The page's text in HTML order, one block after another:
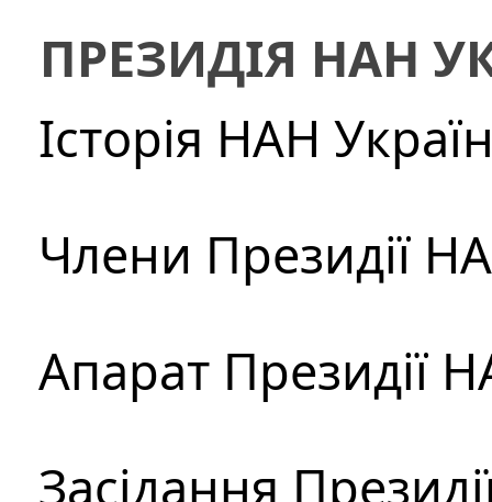
ПРЕЗИДІЯ НАН
Історія НАН
Члени Президії
Апарат Президії
Засідання